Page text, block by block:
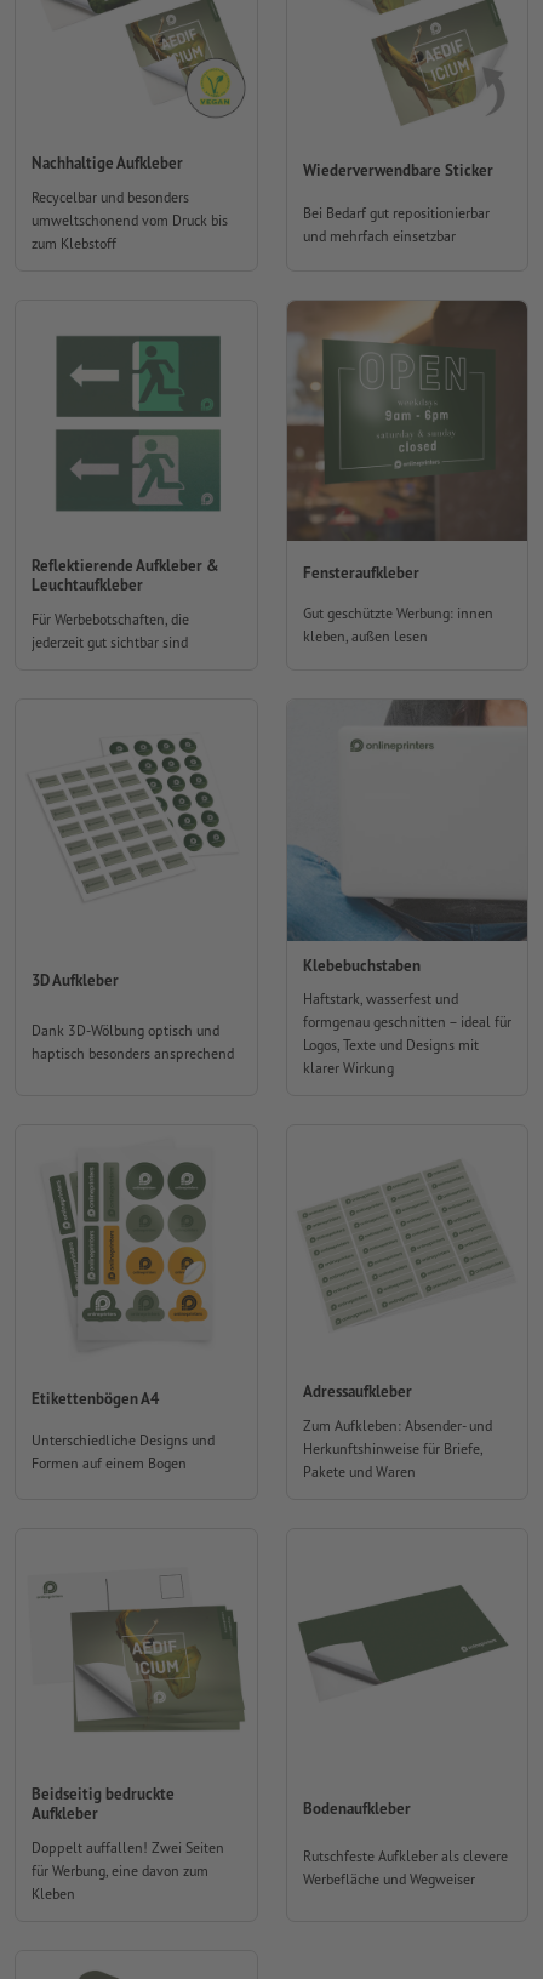
Nachhaltige Aufkleber
Recycelbar und besonders
umweltschonend vom Druck bis
zum Klebstoff
Wiederverwendbare Sticker
Bei Bedarf gut repositionierbar
und mehrfach einsetzbar
Reflektierende Aufkleber &
Leuchtaufkleber
Für Werbebotschaften, die
jederzeit gut sichtbar sind
Fensteraufkleber
Gut geschützte Werbung: innen
kleben, außen lesen
3D Aufkleber
Dank 3D-Wölbung optisch und
haptisch besonders ansprechend
Klebebuchstaben
Haftstark, wasserfest und
formgenau geschnitten – ideal für
Logos, Texte und Designs mit
klarer Wirkung
Etikettenbögen A4
Unterschiedliche Designs und
Formen auf einem Bogen
Adressaufkleber
Zum Aufkleben: Absender- und
Herkunftshinweise für Briefe,
Pakete und Waren
Beidseitig bedruckte
Aufkleber
Doppelt auffallen! Zwei Seiten
für Werbung, eine davon zum
Kleben
Bodenaufkleber
Rutschfeste Aufkleber als clevere
Werbefläche und Wegweiser